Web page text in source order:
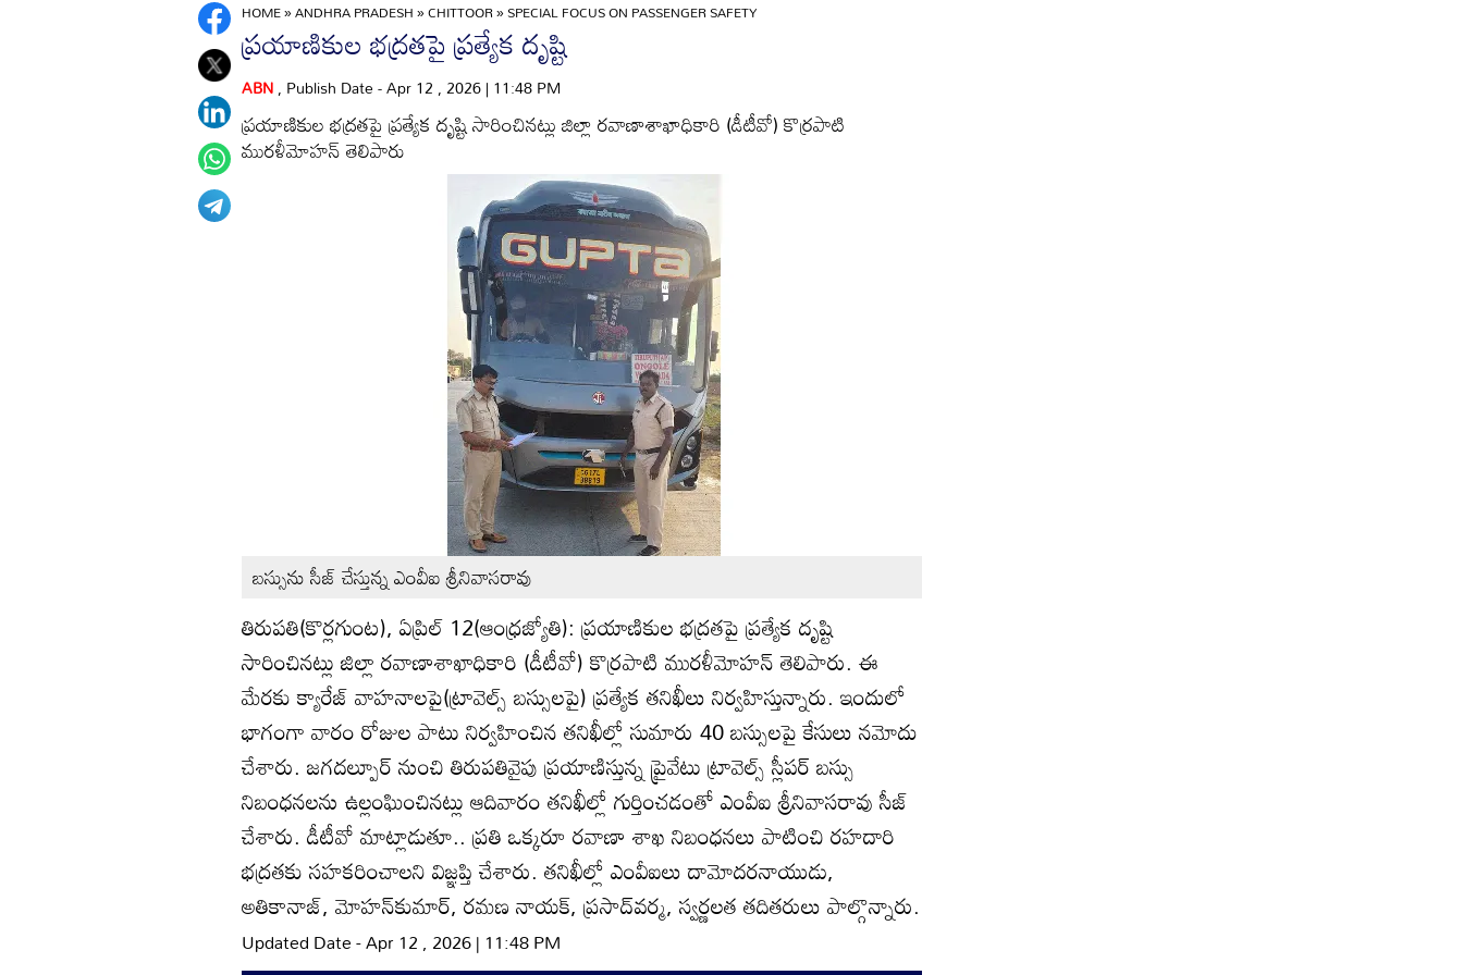
HOME»ANDHRA PRADESH»CHITTOOR»SPECIAL FOCUS ON PASSENGER SAFETY
ప్రయాణికుల భద్రతపై ప్రత్యేక దృష్టి
ABN, Publish Date - Apr 12 , 2026 | 11:48 PM
ప్రయాణికుల భద్రతపై ప్రత్యేక దృష్టి సారించినట్లు జిల్లా రవాణాశాఖాధికారి (డీటీవో) కొర్రపాటి
మురళీమోహన్‌ తెలిపారు
బస్సును సీజ్‌ చేస్తున్న ఎంవీఐ శ్రీనివాసరావు
తిరుపతి(కొర్లగుంట), ఏప్రిల్‌ 12(ఆంధ్రజ్యోతి): ప్రయాణికుల భద్రతపై ప్రత్యేక దృష్టి
సారించినట్లు జిల్లా రవాణాశాఖాధికారి (డీటీవో) కొర్రపాటి మురళీమోహన్‌ తెలిపారు. ఈ
మేరకు క్యారేజ్‌ వాహనాలపై(ట్రావెల్స్‌ బస్సులపై) ప్రత్యేక తనిఖీలు నిర్వహిస్తున్నారు. ఇందులో
భాగంగా వారం రోజుల పాటు నిర్వహించిన తనిఖీల్లో సుమారు 40 బస్సులపై కేసులు నమోదు
చేశారు. జగదల్పూర్‌ నుంచి తిరుపతివైపు ప్రయాణిస్తున్న ప్రైవేటు ట్రావెల్స్‌ స్లీపర్‌ బస్సు
నిబంధనలను ఉల్లంఘించినట్లు ఆదివారం తనిఖీల్లో గుర్తించడంతో ఎంవీఐ శ్రీనివాసరావు సీజ్‌
చేశారు. డీటీవో మాట్లాడుతూ.. ప్రతి ఒక్కరూ రవాణా శాఖ నిబంధనలు పాటించి రహదారి
భద్రతకు సహకరించాలని విజ్ఞప్తి చేశారు. తనిఖీల్లో ఎంవీఐలు దామోదరనాయుడు,
అతికానాజ్‌, మోహన్‌కుమార్‌, రమణ నాయక్‌, ప్రసాద్‌వర్మ, స్వర్ణలత తదితరులు పాల్గొన్నారు.
Updated Date - Apr 12 , 2026 | 11:48 PM